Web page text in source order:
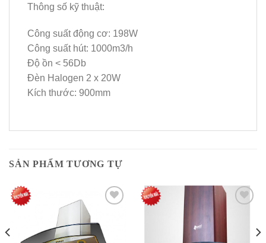
Thông số kỹ thuật:
Công suất động cơ: 198W
Công suất hút: 1000m3/h
Độ ồn < 56Db
Đèn Halogen 2 x 20W
Kích thước: 900mm
SẢN PHẨM TƯƠNG TỰ
Wishlist